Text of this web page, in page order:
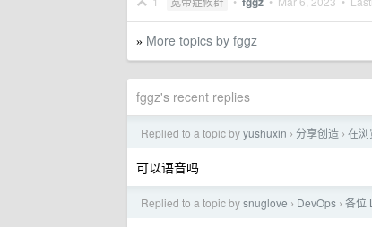
» More topics by fggz
fggz's recent replies
Replied to a topic byyushuxin › 分享创造 › 在浏
可以语音吗
Replied to a topic bysnuglove › DevOps › 各位